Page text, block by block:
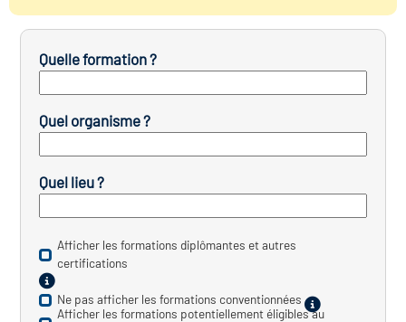
de l'Industrie
emploi-formation
des secteurs(en
Quelle formation ?
Quel organisme ?
Quel lieu ?
Afficher les formations diplômantes et autres
certifications
Ne pas afficher les formations conventionnées
Afficher les formations potentiellement éligibles au